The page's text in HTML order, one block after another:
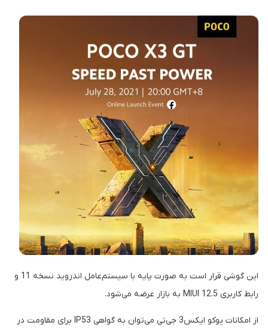
این گوشی قرار است به صورت پایه با سیستم‌عامل اندروید نسخه 11 و
رابط کاربری MIUI 12.5 به بازار عرضه می‌شود.
از امکانات پوکو ایکس3 جی‌تی می‌توان به گواهی IP53 برای مقاومت در